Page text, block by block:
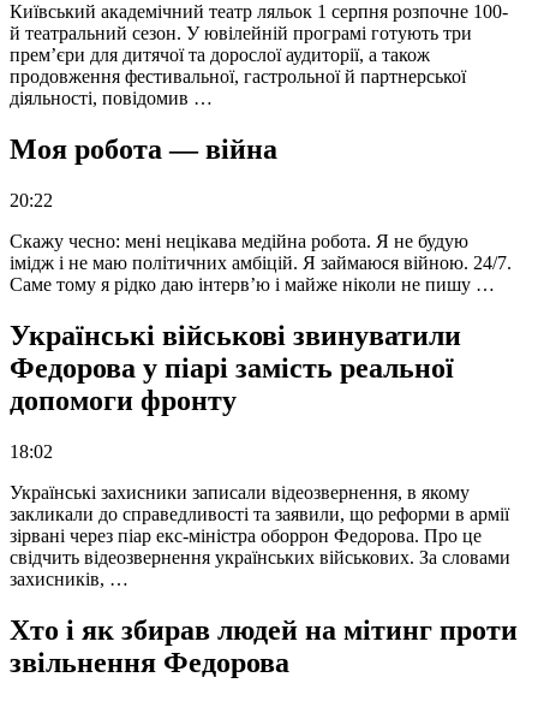
Київський академічний театр ляльок 1 серпня розпочне 100-
й театральний сезон. У ювілейній програмі готують три
прем’єри для дитячої та дорослої аудиторії, а також
продовження фестивальної, гастрольної й партнерської
діяльності, повідомив …
Моя робота — війна
20:22
Скажу чесно: мені нецікава медійна робота. Я не будую
імідж і не маю політичних амбіцій. Я займаюся війною. 24/7.
Саме тому я рідко даю інтерв’ю і майже ніколи не пишу …
Українські військові звинуватили
Федорова у піарі замість реальної
допомоги фронту
18:02
Українські захисники записали відеозвернення, в якому
закликали до справедливості та заявили, що реформи в армії
зірвані через піар екс-міністра оборрон Федорова. Про це
свідчить відеозвернення українських військових. За словами
захисників, …
Хто і як збирав людей на мітинг проти
звільнення Федорова